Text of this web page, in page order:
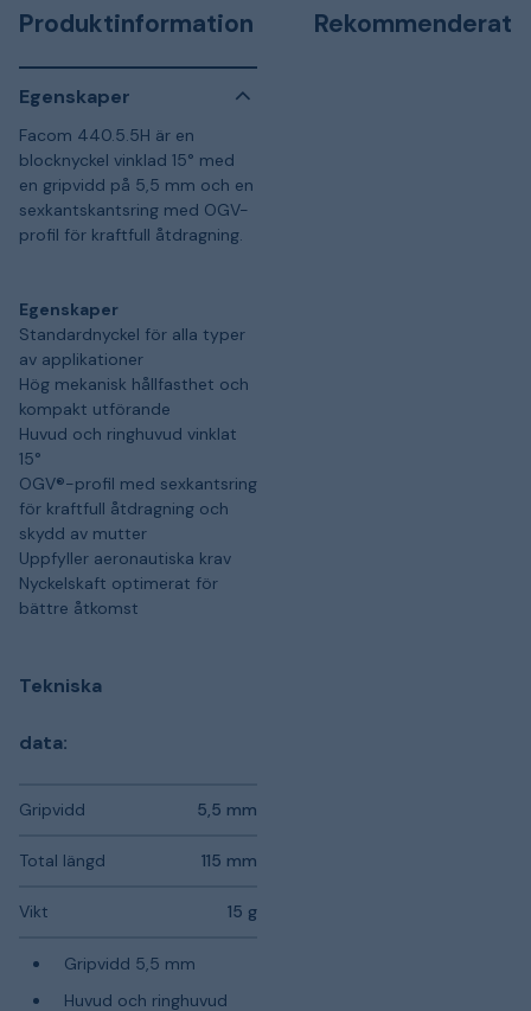
Produktinformation
Egenskaper
Facom 440.5.5H är en
blocknyckel vinklad 15° med
en gripvidd på 5,5 mm och en
sexkantskantsring med OGV-
profil för kraftfull åtdragning.
Egenskaper
Standardnyckel för alla typer
av applikationer
Hög mekanisk hållfasthet och
kompakt utförande
Huvud och ringhuvud vinklat
15°
OGV®-profil med sexkantsring
för kraftfull åtdragning och
skydd av mutter
Uppfyller aeronautiska krav
Nyckelskaft optimerat för
bättre åtkomst
Tekniska
data:
Gripvidd 5,5 mm
Total längd 115 mm
Vikt 15 g
Gripvidd 5,5 mm
Huvud och ringhuvud
Rekommenderat